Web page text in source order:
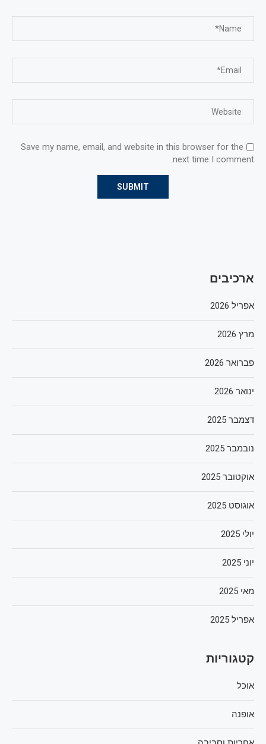
Save my name, email, and website in this browser for the
next time I comment.
ארכיבים
אפריל 2026
מרץ 2026
פברואר 2026
ינואר 2026
דצמבר 2025
נובמבר 2025
אוקטובר 2025
אוגוסט 2025
יולי 2025
יוני 2025
מאי 2025
אפריל 2025
קטגוריות
אוכל
אופנה